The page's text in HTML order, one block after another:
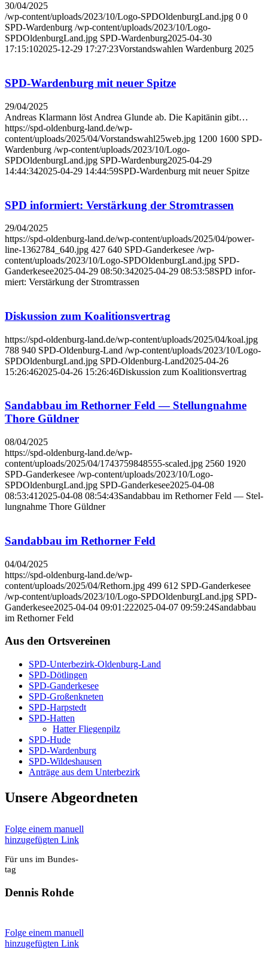
30/04/2025
/wp-content/uploads/2023/10/Logo-SPDOldenburgLand.jpg 0 0
SPD-Wardenburg /wp-content/uploads/2023/10/Logo-
SPDOldenburgLand.jpg SPD-Wardenburg2025-04-30
17:15:102025-12-29 17:27:23Vor­stands­wah­len War­den­burg 2025
SPD-War­den­burg mit neu­er Spit­ze
29/04/2025
Andreas Klarmann löst Andrea Glunde ab. Die Kapitänin gibt…
https://spd-oldenburg-land.de/wp-
content/uploads/2025/04/Vorstandswahl25web.jpg 1200 1600 SPD-
Wardenburg /wp-content/uploads/2023/10/Logo-
SPDOldenburgLand.jpg SPD-Wardenburg2025-04-29
14:44:342025-04-29 14:44:59SPD-War­den­burg mit neu­er Spit­ze
SPD infor­miert: Ver­stär­kung der Strom­tras­sen
29/04/2025
https://spd-oldenburg-land.de/wp-content/uploads/2025/04/power-
line-1362784_640.jpg 427 640 SPD-Ganderkesee /wp-
content/uploads/2023/10/Logo-SPDOldenburgLand.jpg SPD-
Ganderkesee2025-04-29 08:50:342025-04-29 08:53:58SPD infor­
miert: Ver­stär­kung der Strom­tras­sen
Dis­kus­si­on zum Koali­ti­ons­ver­trag
https://spd-oldenburg-land.de/wp-content/uploads/2025/04/koal.jpg
788 940 SPD-Oldenburg-Land /wp-content/uploads/2023/10/Logo-
SPDOldenburgLand.jpg SPD-Oldenburg-Land2025-04-26
15:26:462025-04-26 15:26:46Dis­kus­si­on zum Koali­ti­ons­ver­trag
Sand­ab­bau im Ret­hor­ner Feld — Stel­lung­nah­me
Tho­re Güld­ner
08/04/2025
https://spd-oldenburg-land.de/wp-
content/uploads/2025/04/1743759848555-scaled.jpg 2560 1920
SPD-Ganderkesee /wp-content/uploads/2023/10/Logo-
SPDOldenburgLand.jpg SPD-Ganderkesee2025-04-08
08:53:41 2025-04-08 08:54:43Sand­ab­bau im Ret­hor­ner Feld — Stel­
lung­nah­me Tho­re Güld­ner
Sand­ab­bau im Ret­hor­ner Feld
04/04/2025
https://spd-oldenburg-land.de/wp-
content/uploads/2025/04/Rethorn.jpg 499 612 SPD-Ganderkesee
/wp-content/uploads/2023/10/Logo-SPDOldenburgLand.jpg SPD-
Ganderkesee2025-04-04 09:01:222025-04-07 09:59:24Sand­ab­bau
im Ret­hor­ner Feld
Aus den Orts­ver­ei­nen
SPD-Unter­be­zirk-Olden­burg-Land
SPD-Döt­lin­gen
SPD-Gan­der­ke­see
SPD-Groß­enkne­ten
SPD-Harp­s­tedt
SPD-Hat­ten
Hat­ter Flie­gen­pilz
SPD-Hude
SPD-War­den­burg
SPD-Wil­des­hau­sen
Anträ­ge aus dem Unter­be­zirk
Unse­re Abge­ord­ne­ten
Fol­ge einem manu­ell
hin­zu­ge­füg­ten Link
Für uns im Bun­des­
tag
Den­nis Roh­de
Fol­ge einem manu­ell
hin­zu­ge­füg­ten Link